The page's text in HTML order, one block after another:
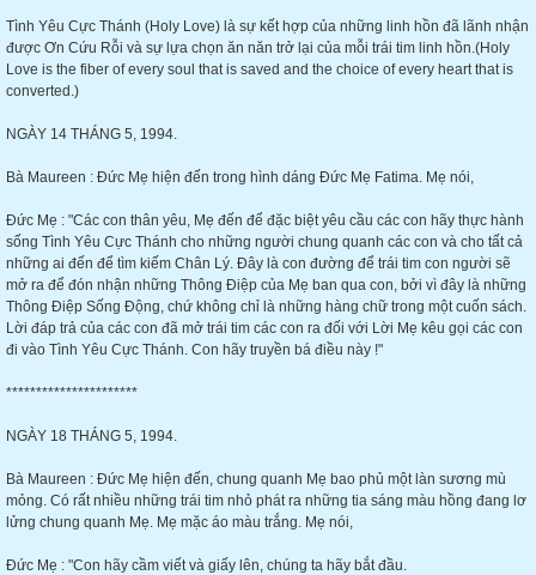
Tình Yêu Cực Thánh (Holy Love) là sự kết hợp của những linh hồn đã lãnh nhận
được Ơn Cứu Rỗi và sự lựa chọn ăn năn trở lại của mỗi trái tim linh hồn.(Holy
Love is the fiber of every soul that is saved and the choice of every heart that is
converted.)
NGÀY 14 THÁNG 5, 1994.
Bà Maureen : Đức Mẹ hiện đến trong hình dáng Đức Mẹ Fatima. Mẹ nói,
Đức Mẹ : "Các con thân yêu, Mẹ đến để đặc biệt yêu cầu các con hãy thực hành
sống Tình Yêu Cực Thánh cho những người chung quanh các con và cho tất cả
những ai đến để tìm kiếm Chân Lý. Đây là con đường để trái tim con người sẽ
mở ra để đón nhận những Thông Điệp của Mẹ ban qua con, bởi vì đây là những
Thông Điệp Sống Động, chứ không chỉ là những hàng chữ trong một cuốn sách.
Lời đáp trả của các con đã mở trái tim các con ra đối với Lời Mẹ kêu gọi các con
đi vào Tình Yêu Cực Thánh. Con hãy truyền bá điều này !"
**********************
NGÀY 18 THÁNG 5, 1994.
Bà Maureen : Đức Mẹ hiện đến, chung quanh Mẹ bao phủ một làn sương mù
mỏng. Có rất nhiều những trái tim nhỏ phát ra những tia sáng màu hồng đang lơ
lửng chung quanh Mẹ. Mẹ mặc áo màu trắng. Mẹ nói,
Đức Mẹ : "Con hãy cầm viết và giấy lên, chúng ta hãy bắt đầu.